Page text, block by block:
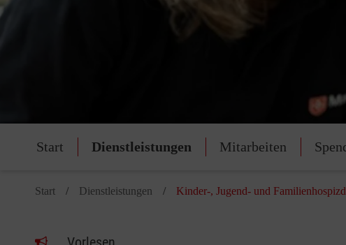
Start Dienstleistungen Mitarbeiten
Start Dienstleistungen Kinder-, Jugend- und